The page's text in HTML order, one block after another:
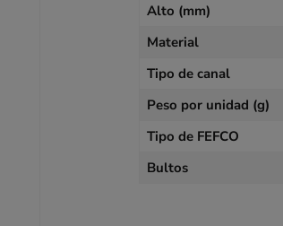
Alto (mm)
Material
Tipo de canal
Peso por unidad (g)
Tipo de FEFCO
Bultos